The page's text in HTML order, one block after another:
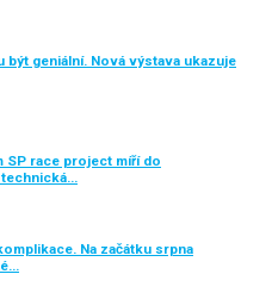
být geniální. Nová výstava ukazuje
race project míří do
technická…
Na začátku srpna